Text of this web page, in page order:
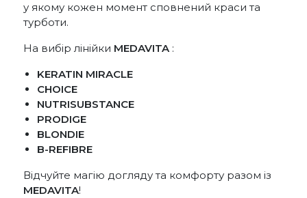
у якому кожен момент сповнений краси та
турботи.
На вибір лінійки MEDAVITA :
KERATIN MIRACLE
CHOICE
NUTRISUBSTANCE
PRODIGE
BLONDIE
B-REFIBRE
Відчуйте магію догляду та комфорту разом із
MEDAVITA!